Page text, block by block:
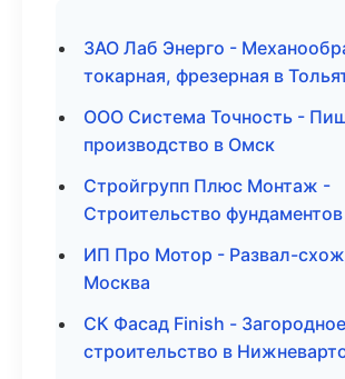
ЗАО Лаб Энерго -
токарная, фрезерная в
ООО Система Точность -
производство в Омск
Стройгрупп Плюс Монтаж -
Строительство
ИП Про Мотор - Развал-
Москва
СК Фасад Finish - Загородное
строительство в